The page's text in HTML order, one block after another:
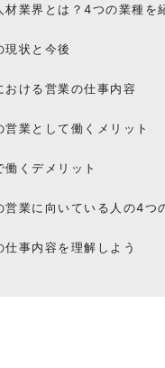
材業界とは？4つの業種を
現状と今後
おける営業の仕事内容
営業として働くメリット
働くデメリット
営業に向いている人の4つ
仕事内容を理解しよう